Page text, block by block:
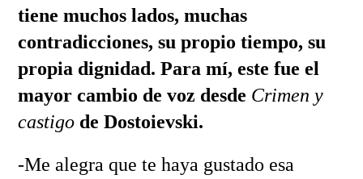
tiene muchos lados, muchas
contradicciones, su propio tiempo, su
propia dignidad. Para mí, este fue el
mayor cambio de voz desde Crimen y
castigode Dostoievski.
-Me alegra que te haya gustado esa